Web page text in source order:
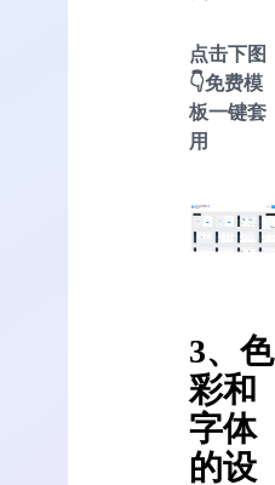
点击下图
👇免费模
板一键套
用
3、 色
彩和
字体
的设